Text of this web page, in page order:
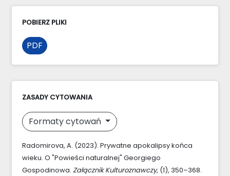
POBIERZ PLIKI
PDF
ZASADY CYTOWANIA
Formaty cytowań
Radomirova, A. (2023). Prywatne apokalipsy końca
wieku. O "Powieści naturalnej" Georgiego
Gospodinowa. Załącznik Kulturoznawczy, (1), 350–368.